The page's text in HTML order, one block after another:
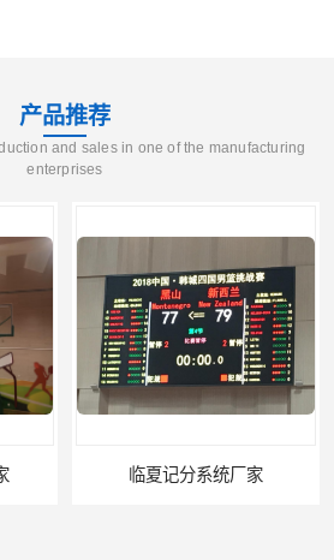
产品推荐
and sales in one of the manufacturing
enterprises
临夏记分系统厂家